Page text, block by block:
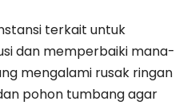
terkait untuk
dan memperbaiki mana-
mengalami rusak ringan
pohon tumbang agar